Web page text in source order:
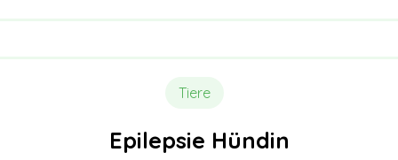
Tiere
Epilepsie Hündin